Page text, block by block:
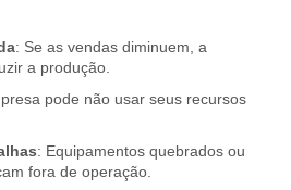
: Se as vendas diminuem, a
a produção.
pode não usar seus recursos
: Equipamentos quebrados ou
fora de operação.